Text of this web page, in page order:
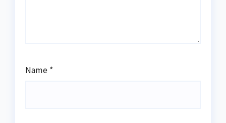
Name *